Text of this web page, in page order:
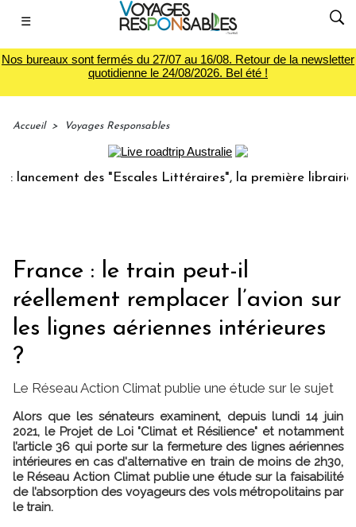
☰
Nos bureaux sont fermés du 27/07 au 16/08. Retour de la newsletter
quotidienne le 24/08/2026. Bel été !
Accueil > Voyages Responsables
des "Escales Littéraires", la première librairie du
France : le train peut-il
réellement remplacer l’avion sur
les lignes aériennes intérieures
?
Le Réseau Action Climat publie une étude sur le sujet
Alors que les sénateurs examinent, depuis lundi 14 juin
2021, le Projet de Loi "Climat et Résilience" et notamment
l’article 36 qui porte sur la fermeture des lignes aériennes
intérieures en cas d'alternative en train de moins de 2h30,
le Réseau Action Climat publie une étude sur la faisabilité
de l’absorption des voyageurs des vols métropolitains par
le train.